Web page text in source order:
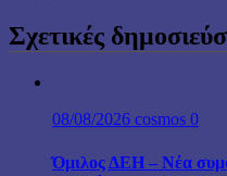
Σχετικές
08/08/2026 cosmos 0
Όμιλος ΔΕΗ – Νέα